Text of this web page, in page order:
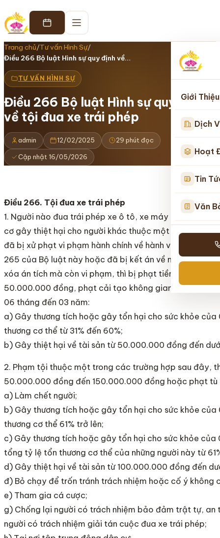
Giới Thiệu
Dịch
Hoạt
Tin
Văn
Trang chủ/Tư vấn Hình Sự/
Điều 266 Bộ luật Hình sự quy định về…
TƯ VẤN HÌNH SỰ
Điều 266 Bộ luật Hình sự quy định
về tội đua xe trái phép
admin 12/02/2025 29 phút đọc
Cập nhật 16/05/2026
Điều 266. Tội đua xe trái phép
1. Người nào đua trái phép xe ô tô, xe máy hoặc các
cơ gây thiệt hại cho người khác thuộc một trong các
đã bị xử phạt vi phạm hành chính về hành vi quy định
265 của Bộ luật này hoặc đã bị kết án về một trong
xóa án tích mà còn vi phạm, thì bị phạt tiền từ
50.000.000 đồng, phạt cải tạo không giam giữ đến
06 tháng đến 03 năm:
a) Gây thương tích hoặc gây tổn hại cho sức khỏe của
thương cơ thể từ 31% đến 60%;
b) Gây thiệt hại về tài sản từ 50.000.000 đồng đến
2. Phạm tội thuộc một trong các trường hợp sau đây,
50.000.000 đồng đến 150.000.000 đồng hoặc phạt tù
a) Làm chết người;
b) Gây thương tích hoặc gây tổn hại cho sức khỏe của
thương cơ thể 61% trở lên;
c) Gây thương tích hoặc gây tổn hại cho sức khỏe của
tổng tỷ lệ tổn thương cơ thể của những người này từ
d) Gây thiệt hại về tài sản từ 100.000.000 đồng đến
đ) Bỏ chạy để trốn tránh trách nhiệm hoặc cố ý không
e) Tham gia cá cược;
g) Chống lại người có trách nhiệm bảo đảm trật tự,
người có trách nhiệm giải tán cuộc đua xe trái phép;